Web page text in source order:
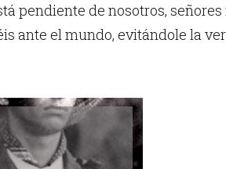
pendiente de nosotros,
ante el mundo, evitándole la